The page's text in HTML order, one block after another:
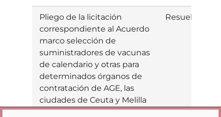
Pliego de la licitación
correspondiente al Acuerdo
marco selección de
suministradores de vacunas
de calendario y otras para
determinados órganos de
contratación de AGE, las
ciudades de Ceuta y Melilla
y varias Comunidades
Resuelta
Opciones de privacidad